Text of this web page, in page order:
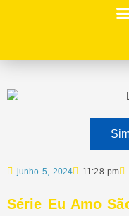
junho 5, 2024 11:28 pm
Série Eu Amo